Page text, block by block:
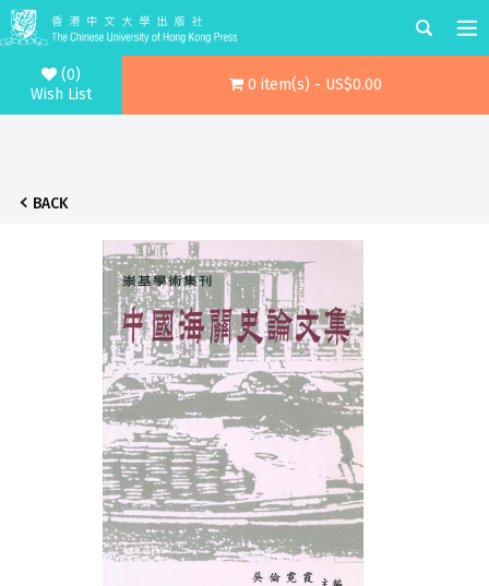
(0)
Wish List
0 item(s) - US$0.00
BACK